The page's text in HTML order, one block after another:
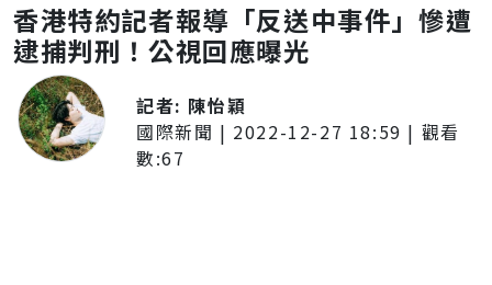
香港特約記者報導「反送中事件」慘遭
逮捕判刑！公視回應曝光
記者: 陳怡穎
國際新聞 | 2022-12-27 18:59 | 觀看
數:67